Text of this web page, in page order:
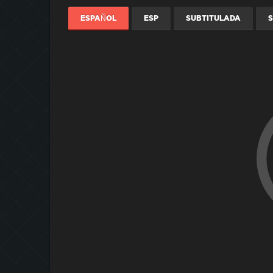
ESPAÑOL ESP SUBTITULADA